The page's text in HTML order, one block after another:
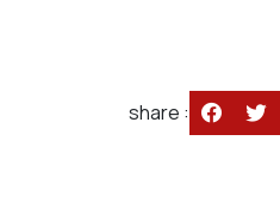
share :